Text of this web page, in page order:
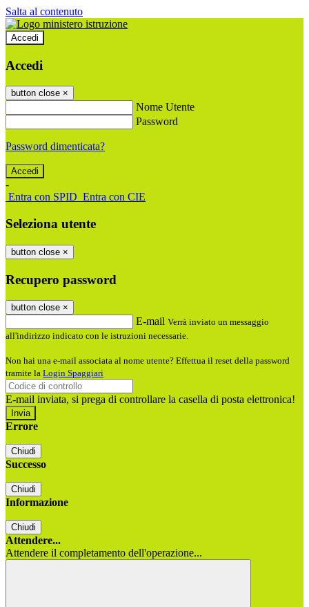
Salta al contenuto
Accedi
Accedi
button close ×
Nome Utente
Password
Password dimenticata?
-
Entra con SPID Entra con CIE
Seleziona utente
button close ×
Recupero password
button close ×
E-mail Verrà inviato un messaggio
all'indirizzo indicato con le istruzioni necessarie.
Non hai una e-mail associata al nome utente? Effettua il reset della password
tramite la Login Spaggiari
E-mail inviata, si prega di controllare la casella di posta elettronica!
Errore
Chiudi
Successo
Chiudi
Informazione
Chiudi
Attendere...
Attendere il completamento dell'operazione...